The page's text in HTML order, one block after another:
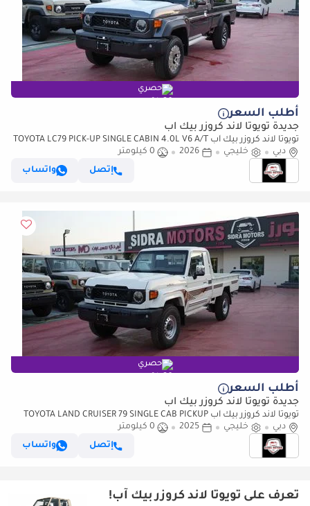
حصري
أطلب السعر
جديدة تويوتا لاند كروزر بيك آب
تويوتا لاند كروزر بيك آب TOYOTA LC79 PICK-UP SINGLE CABIN 4.0L V6 A/T
2026 FULL OPTION
دبي خليجي 2026
0 كيلومتر
إتصل
واتساب
حصري
أطلب السعر
جديدة تويوتا لاند كروزر بيك آب
تويوتا لاند كروزر بيك آب TOYOTA LAND CRUISER 79 SINGLE CAB PICKUP
PETROL 4.0L V6 4WD MT MODEL 2025 WINCH DIFF-LOCK
دبي خليجي 2025
0 كيلومتر
إتصل
واتساب
تعرف على تويوتا لاند كروزر بيك آب!